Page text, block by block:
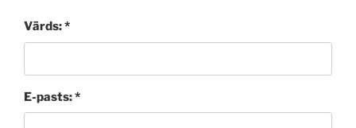
Vārds: *
E-pasts: *